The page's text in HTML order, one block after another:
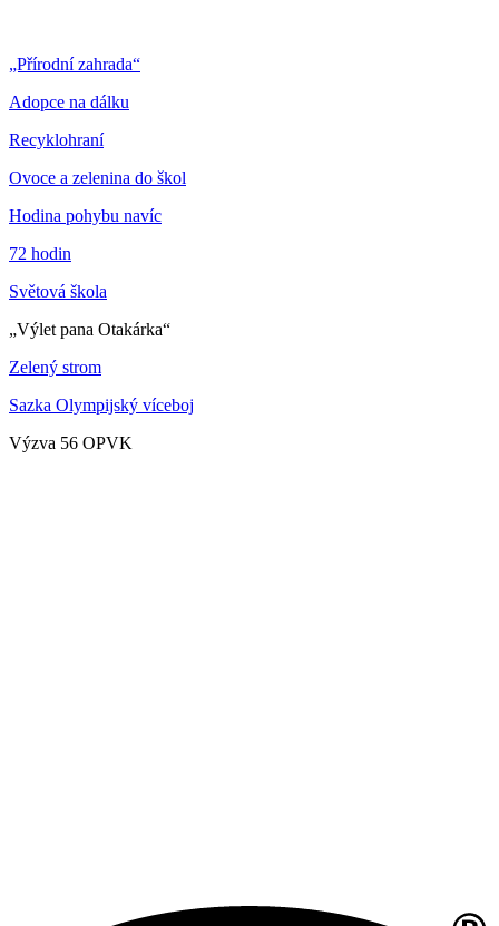
„Přírodní zahrada“
Adopce na dálku
Recyklohraní
Ovoce a zelenina do škol
Hodina pohybu navíc
72 hodin
Světová škola
„Výlet pana Otakárka“
Zelený strom
Sazka Olympijský víceboj
Výzva 56 OPVK